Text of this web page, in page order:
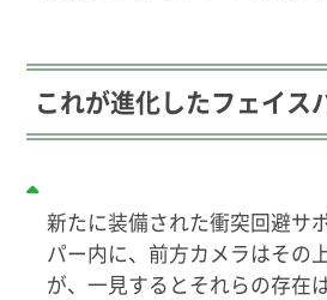
これが進化したフェイス
新たに装備された衝突回避サ
パー内に、前方カメラはその
が、一見するとそれらの存在